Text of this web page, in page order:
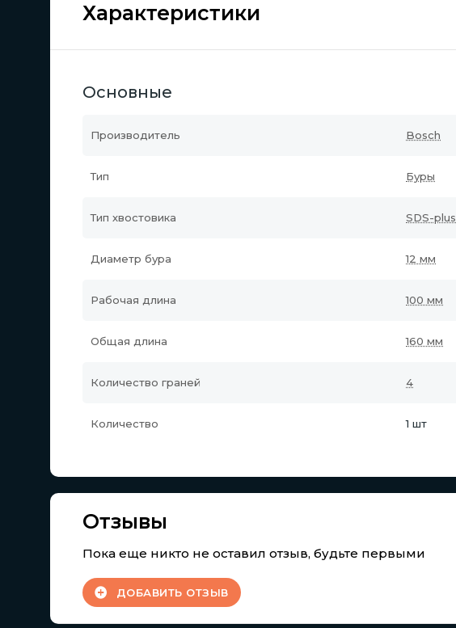
Характеристики
Основные
Производитель Bosch
Тип Буры
Тип хвостовика SDS-plus
Диаметр бура 12 мм
Рабочая длина 100 мм
Общая длина 160 мм
Количество граней 4
Количество 1 шт
Отзывы
Пока еще никто не оставил отзыв, будьте первыми
ДОБАВИТЬ ОТЗЫВ